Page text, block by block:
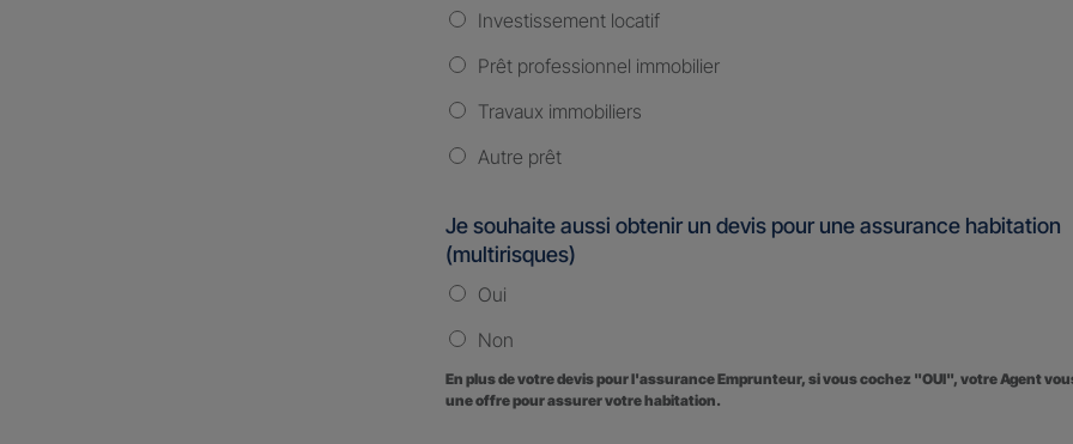
Investissement locatif
Prêt professionnel immobilier
Travaux immobiliers
Autre prêt
Je souhaite aussi obtenir un devis pour une assurance habitation
(multirisques)
Oui
Non
En plus de votre devis pour l'assurance Emprunteur, si vous cochez "OUI", votre Agent
une offre pour assurer votre habitation.